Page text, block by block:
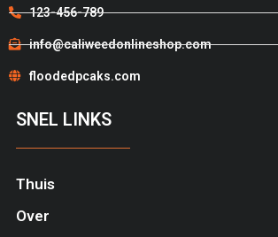
123-456-789
info@caliweedonlineshop.com
floodedpcaks.com
SNEL LINKS
Thuis
Over